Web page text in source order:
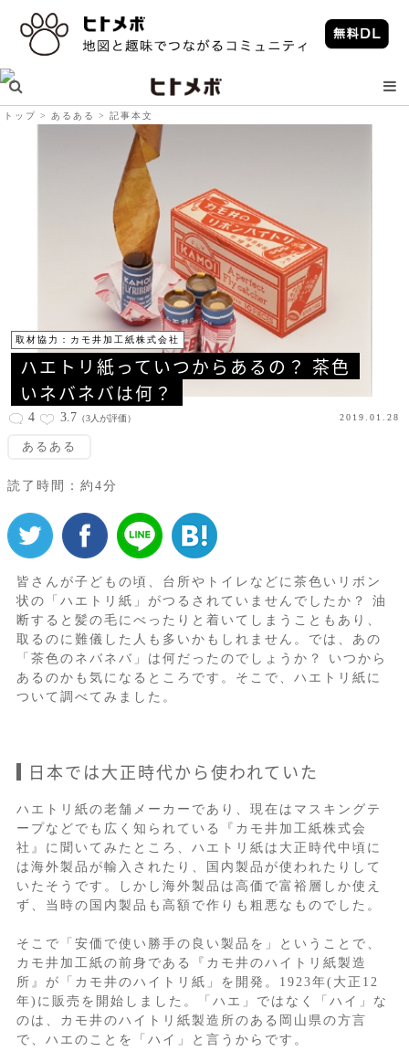
トップ あるある 記事本文
取材協力：カモ井加工紙株式会社
ハエトリ紙っていつからあるの？ 茶色
いネバネバは何？
4 3.7 （3人が評価） 2019.01.28
あるある
読了時間：約4分
皆さんが子どもの頃、台所やトイレなどに茶色いリボン
状の「ハエトリ紙」がつるされていませんでしたか？ 油
断すると髪の毛にべったりと着いてしまうこともあり、
取るのに難儀した人も多いかもしれません。では、あの
「茶色のネバネバ」は何だったのでしょうか？ いつから
あるのかも気になるところです。そこで、ハエトリ紙に
ついて調べてみました。
日本では大正時代から使われていた
ハエトリ紙の老舗メーカーであり、現在はマスキングテ
ープなどでも広く知られている『カモ井加工紙株式会
社』に聞いてみたところ、ハエトリ紙は大正時代中頃に
は海外製品が輸入されたり、国内製品が使われたりして
いたそうです。しかし海外製品は高価で富裕層しか使え
ず、当時の国内製品も高額で作りも粗悪なものでした。
そこで「安価で使い勝手の良い製品を」ということで、
カモ井加工紙の前身である『カモ井のハイトリ紙製造
所』が「カモ井のハイトリ紙」を開発。1923年(大正12
年)に販売を開始しました。「ハエ」ではなく「ハイ」な
のは、カモ井のハイトリ紙製造所のある岡山県の方言
で、ハエのことを「ハイ」と言うからです。